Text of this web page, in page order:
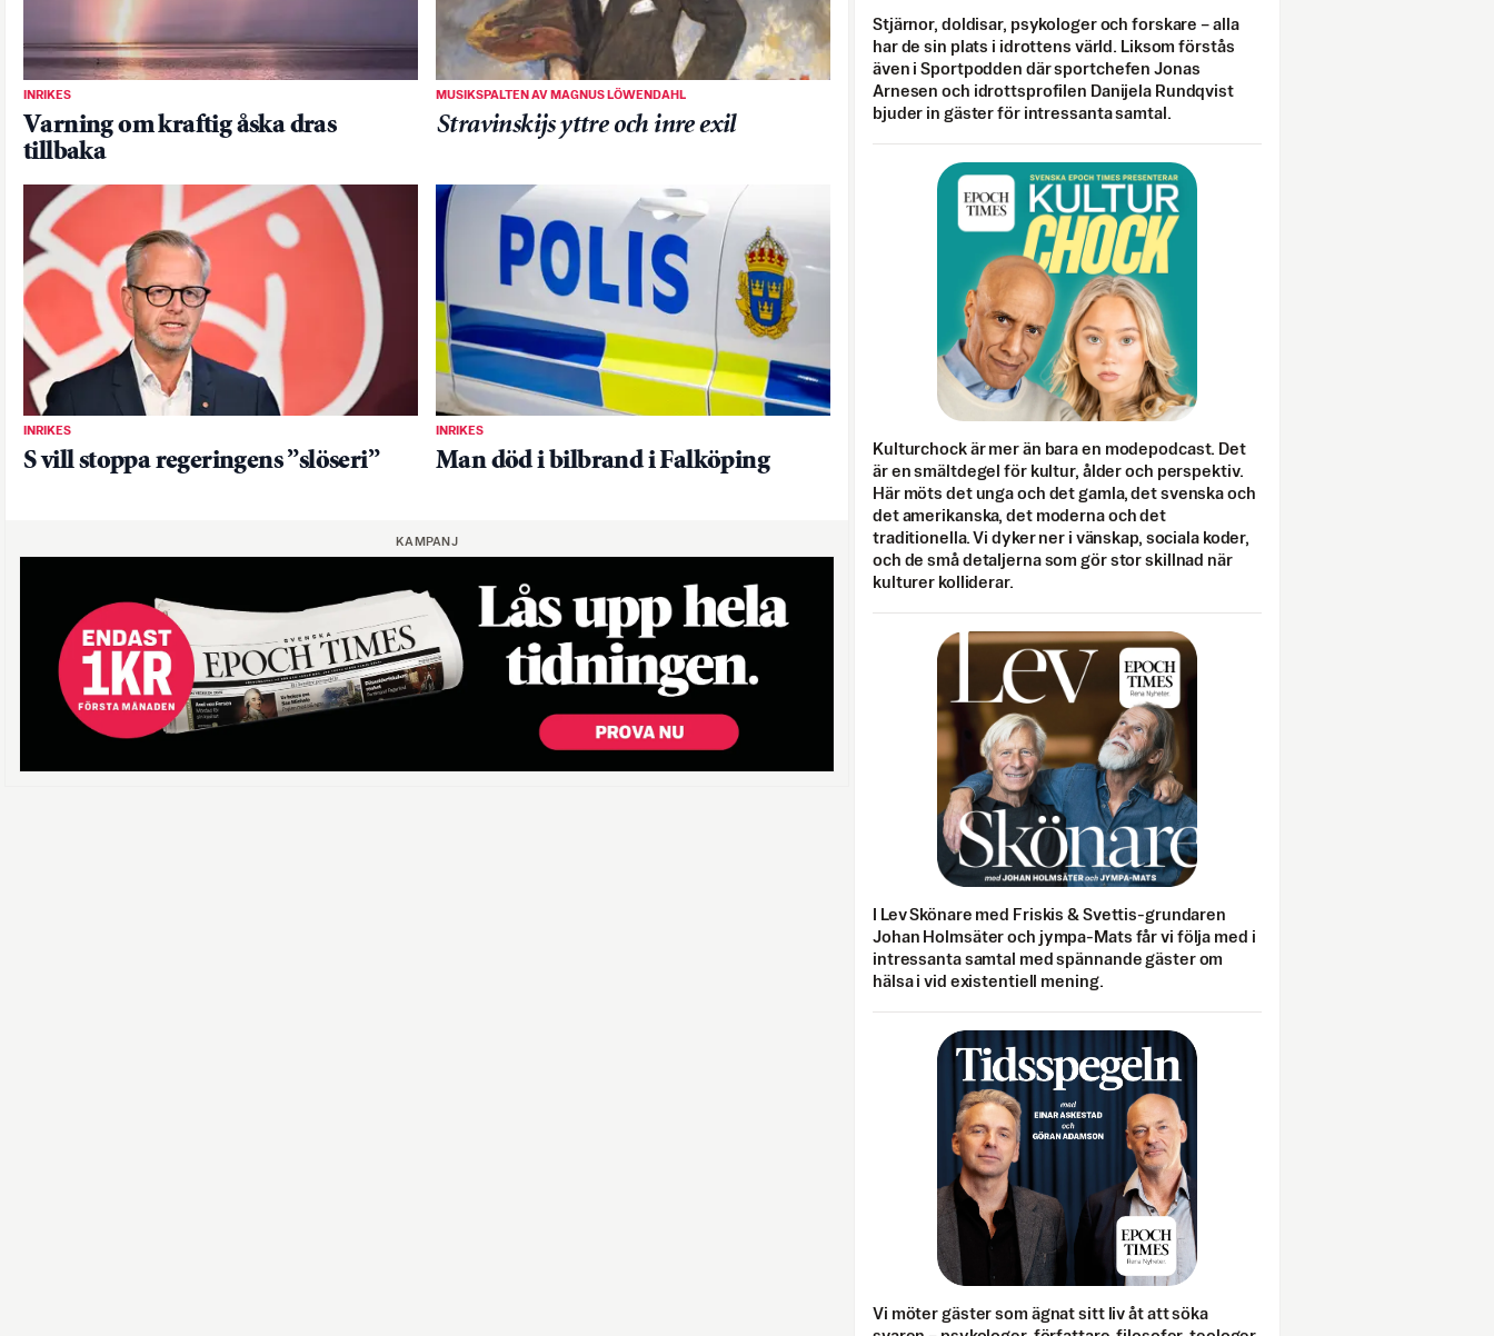
INRIKES
Varning om kraftig åska dras
tillbaka
MUSIKSPALTEN AV MAGNUS LÖWENDAHL
Stravinskijs yttre och inre exil
INRIKES
S vill stoppa regeringens ”slöseri”
INRIKES
Man död i bilbrand i Falköping
KAMPANJ
Stjärnor, doldisar, psykologer och forskare – alla
har de sin plats i idrottens värld. Liksom förstås
även i Sportpodden där sportchefen Jonas
Arnesen och idrottsprofilen Danijela Rundqvist
bjuder in gäster för intressanta samtal.
Kulturchock är mer än bara en modepodcast. Det
är en smältdegel för kultur, ålder och perspektiv.
Här möts det unga och det gamla, det svenska och
det amerikanska, det moderna och det
traditionella. Vi dyker ner i vänskap, sociala koder,
och de små detaljerna som gör stor skillnad när
kulturer kolliderar.
I Lev Skönare med Friskis & Svettis-grundaren
Johan Holmsäter och jympa-Mats får vi följa med i
intressanta samtal med spännande gäster om
hälsa i vid existentiell mening.
Vi möter gäster som ägnat sitt liv åt att söka